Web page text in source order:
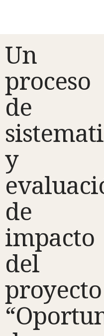
Un
proceso
de
y
de
impacto
del
proyecto